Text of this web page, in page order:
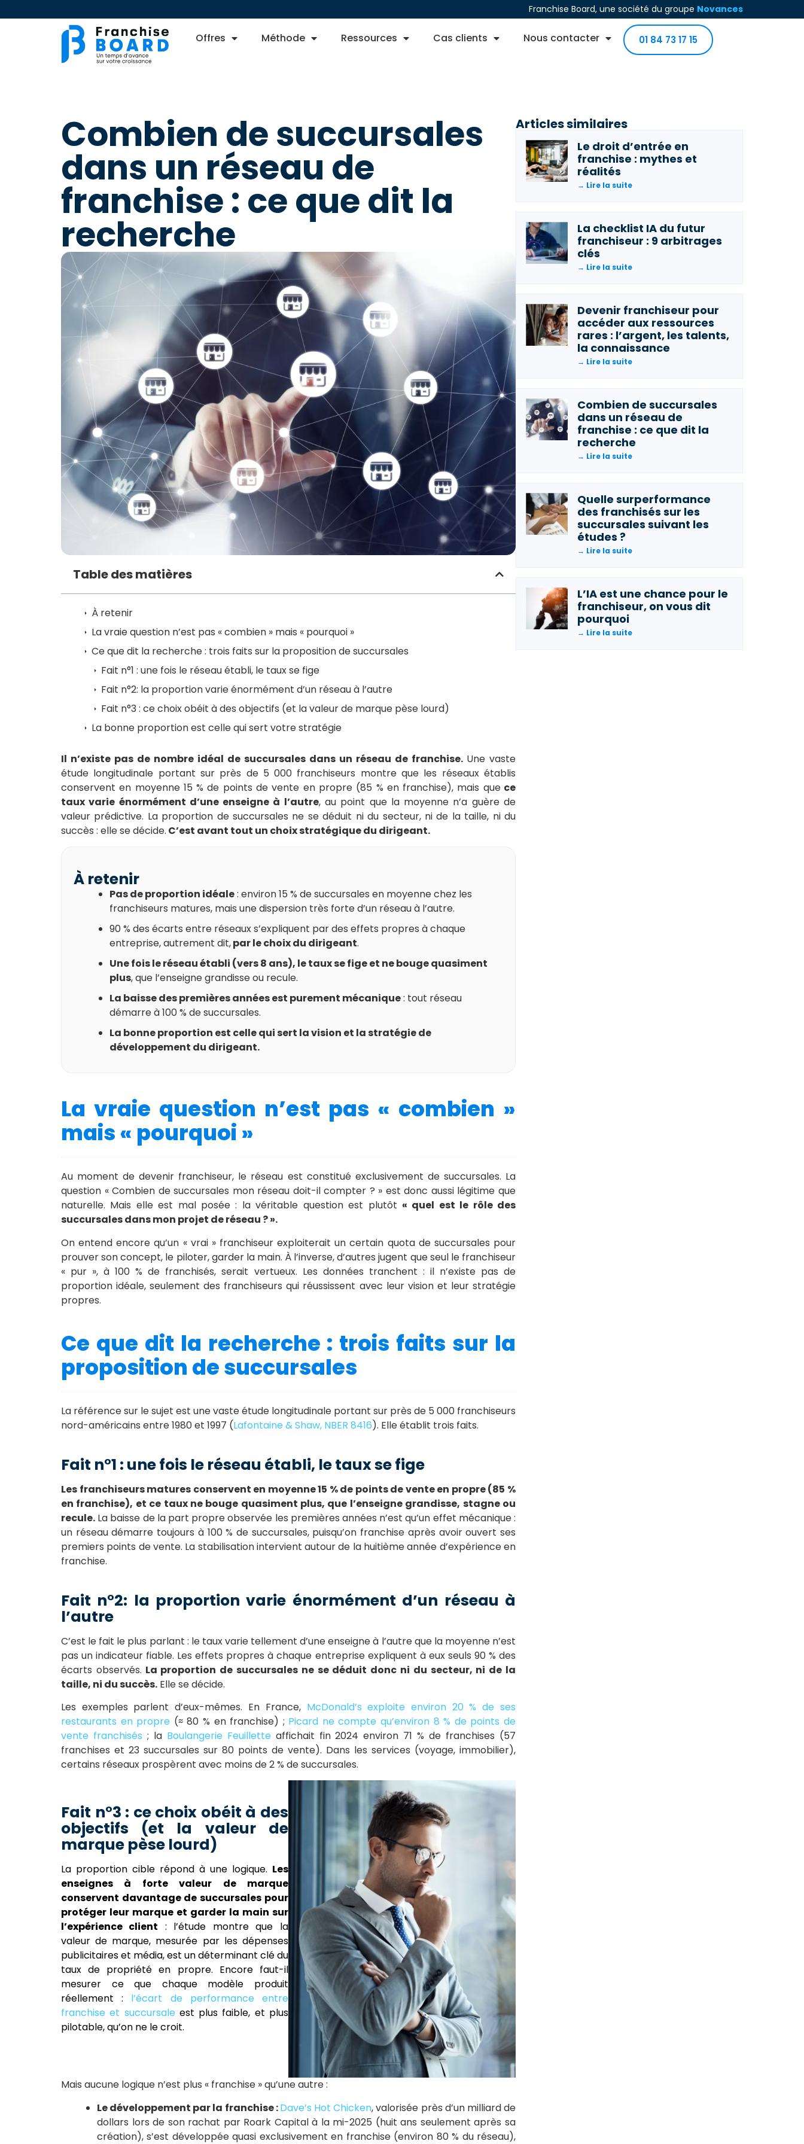
Franchise Board, une société du groupe Novances
Offres Méthode Ressources Cas clients Nous contacter 01 84 73 17 15
Combien de succursales
dans un réseau de
franchise : ce que dit la
recherche
Table des matières
À retenir
La vraie question n’est pas « combien » mais « pourquoi »
Ce que dit la recherche : trois faits sur la proposition de succursales
Fait n°1 : une fois le réseau établi, le taux se fige
Fait n°2: la proportion varie énormément d’un réseau à l’autre
Fait n°3 : ce choix obéit à des objectifs (et la valeur de marque pèse lourd)
La bonne proportion est celle qui sert votre stratégie
Il n’existe pas de nombre idéal de succursales dans un réseau de franchise. Une vaste
étude longitudinale portant sur près de 5 000 franchiseurs montre que les réseaux établis
conservent en moyenne 15 % de points de vente en propre (85 % en franchise), mais quece
taux varie énormément d’une enseigne à l’autre, au point que la moyenne n’a guère de
valeur prédictive. La proportion de succursales ne se déduit ni du secteur, ni de la taille, ni du
succès : elle se décide. C’est avant tout un choix stratégique du dirigeant.
À retenir
Pas de proportion idéale: environ 15 % de succursales en moyenne chez les
franchiseurs matures, mais une dispersion très forte d’un réseau à l’autre.
90 % des écarts entre réseaux s’expliquent par des effets propres à chaque
entreprise, autrement dit,par le choix du dirigeant.
Une fois le réseau établi (vers 8 ans), le taux se fige et ne bouge quasiment
plus, que l’enseigne grandisse ou recule.
La baisse des premières années est purement mécanique: tout réseau
démarre à 100 % de succursales.
La bonne proportion est celle qui sert la vision et la stratégie de
développement du dirigeant.
La vraie question n’est pas « combien »
mais « pourquoi »
Au moment de devenir franchiseur, le réseau est constitué exclusivement de succursales. La
question « Combien de succursales mon réseau doit-il compter ? » est donc aussi légitime que
naturelle. Mais elle est mal posée : la véritable question est plutôt « quel est le rôle des
succursales dans mon projet de réseau ? ».
On entend encore qu’un « vrai » franchiseur exploiterait un certain quota de succursales pour
prouver son concept, le piloter, garder la main. À l’inverse, d’autres jugent que seul le franchiseur
« pur », à 100 % de franchisés, serait vertueux. Les données tranchent : il n’existe pas de
proportion idéale, seulement des franchiseurs qui réussissent avec leur vision et leur stratégie
propres.
Ce que dit la recherche : trois faits sur la
proposition de succursales
La référence sur le sujet est une vaste étude longitudinale portant sur près de 5 000 franchiseurs
nord-américains entre 1980 et 1997 (Lafontaine & Shaw, NBER 8416). Elle établit trois faits.
Fait n°1 : une fois le réseau établi, le taux se fige
Les franchiseurs matures conservent en moyenne 15 % de points de vente en propre (85 %
en franchise), et ce taux ne bouge quasiment plus, que l’enseigne grandisse, stagne ou
recule. La baisse de la part propre observée les premières années n’est qu’un effet mécanique :
un réseau démarre toujours à 100 % de succursales, puisqu’on franchise après avoir ouvert ses
premiers points de vente. La stabilisation intervient autour de la huitième année d’expérience en
franchise.
Fait n°2: la proportion varie énormément d’un réseau à
l’autre
C’est le fait le plus parlant : le taux varie tellement d’une enseigne à l’autre que la moyenne n’est
pas un indicateur fiable. Les effets propres à chaque entreprise expliquent à eux seuls 90 % des
écarts observés. La proportion de succursales ne se déduit donc ni du secteur, ni de la
taille, ni du succès. Elle se décide.
Les exemples parlent d’eux-mêmes. En France, McDonald’s exploite environ 20 % de ses
restaurants en propre (≈ 80 % en franchise) ; Picard ne compte qu’environ 8 % de points de
vente franchisés ; la Boulangerie Feuillette affichait fin 2024 environ 71 % de franchises (57
franchises et 23 succursales sur 80 points de vente). Dans les services (voyage, immobilier),
certains réseaux prospèrent avec moins de 2 % de succursales.
Fait n°3 : ce choix obéit à des
objectifs (et la valeur de
marque pèse lourd)
La proportion cible répond à une logique. Les
enseignes à forte valeur de marque
conservent davantage de succursales pour
protéger leur marque et garder la main sur
l’expérience client : l’étude montre que la
valeur de marque, mesurée par les dépenses
publicitaires et média, est un déterminant clé du
taux de propriété en propre. Encore faut-il
mesurer ce que chaque modèle produit
réellement : l’écart de performance entre
franchise et succursale est plus faible, et plus
pilotable, qu’on ne le croit.
Mais aucune logique n’est plus « franchise » qu’une autre :
Le développement par la franchise :Dave’s Hot Chicken, valorisée près d’un milliard de
dollars lors de son rachat par Roark Capital à la mi-2025 (huit ans seulement après sa
création), s’est développée quasi exclusivement en franchise (environ 80 % du réseau),
Articles similaires
Le droit d’entrée en
franchise : mythes et
réalités
→ Lire la suite
La checklist IA du futur
franchiseur : 9 arbitrages
clés
→ Lire la suite
Devenir franchiseur pour
accéder aux ressources
rares : l’argent, les talents,
la connaissance
→ Lire la suite
Combien de succursales
dans un réseau de
franchise : ce que dit la
recherche
→ Lire la suite
Quelle surperformance
des franchisés sur les
succursales suivant les
études ?
→ Lire la suite
L’IA est une chance pour le
franchiseur, on vous dit
pourquoi
→ Lire la suite